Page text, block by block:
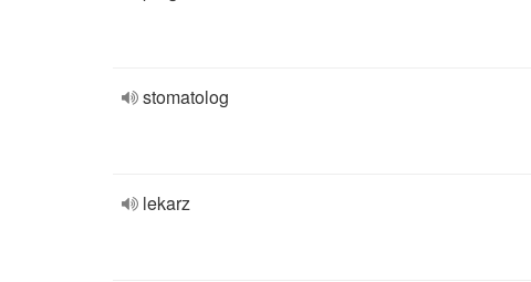
stomatolog
lekarz